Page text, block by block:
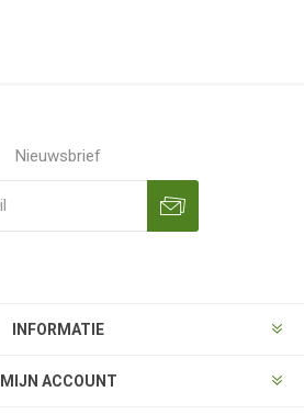
Nieuwsbrief
INFORMATIE
MIJN ACCOUNT